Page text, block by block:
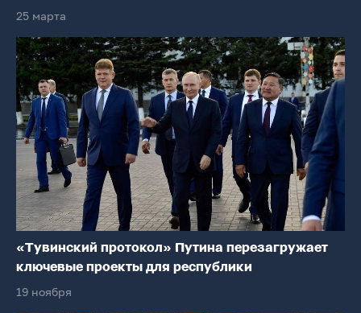
25 марта
«Тувинский протокол» Путина перезагружает
ключевые проекты для республики
19 ноября